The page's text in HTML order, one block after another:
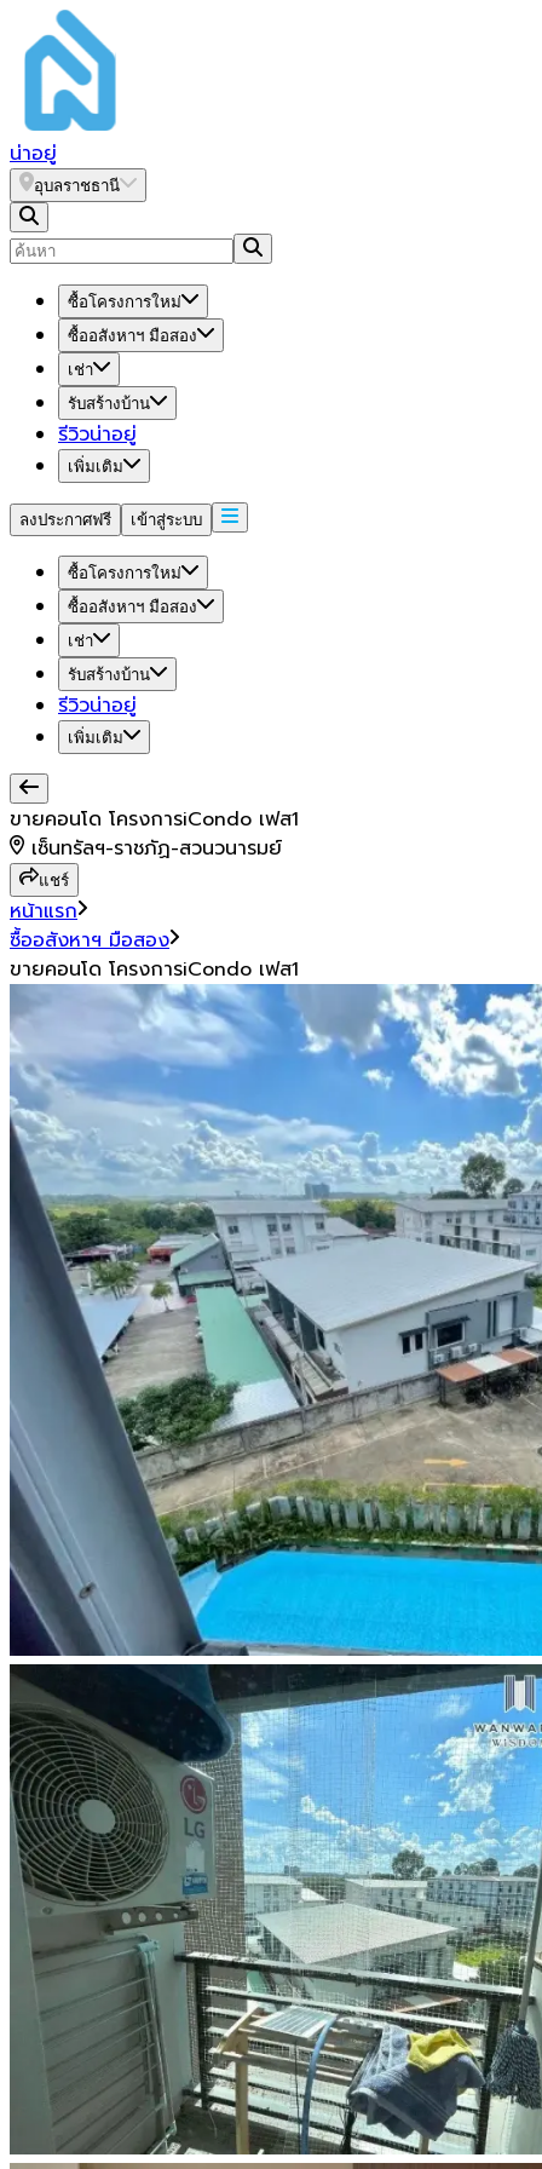
น่าอยู่
อุบลราชธานี
ซื้อโครงการใหม่
ซื้ออสังหาฯ มือสอง
เช่า
รับสร้างบ้าน
รีวิวน่าอยู่
เพิ่มเติม
ลงประกาศฟรี เข้าสู่ระบบ
ซื้อโครงการใหม่
ซื้ออสังหาฯ มือสอง
เช่า
รับสร้างบ้าน
รีวิวน่าอยู่
เพิ่มเติม
ขายคอนโด โครงการiCondo เฟส1
เซ็นทรัลฯ-ราชภัฏ-สวนวนารมย์
แชร์
หน้าแรก
ซื้ออสังหาฯ มือสอง
ขายคอนโด โครงการiCondo เฟส1